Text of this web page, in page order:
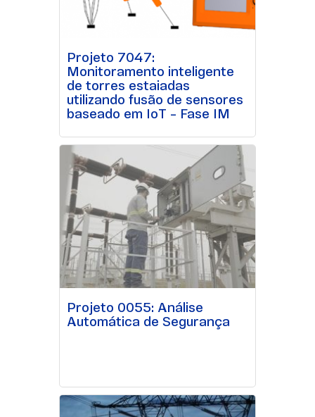
Projeto 7047:
Monitoramento inteligente
de torres estaiadas
utilizando fusão de sensores
baseado em IoT – Fase IM
Projeto 0055: Análise
Automática de Segurança